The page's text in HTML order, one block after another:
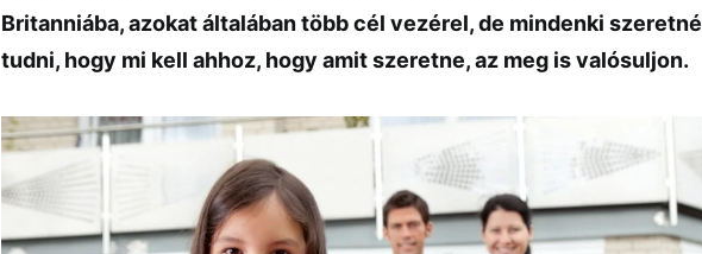
Britanniába, azokat általában több cél vezérel, de mindenki szeretné
tudni, hogy mi kell ahhoz, hogy amit szeretne, az meg is valósuljon.